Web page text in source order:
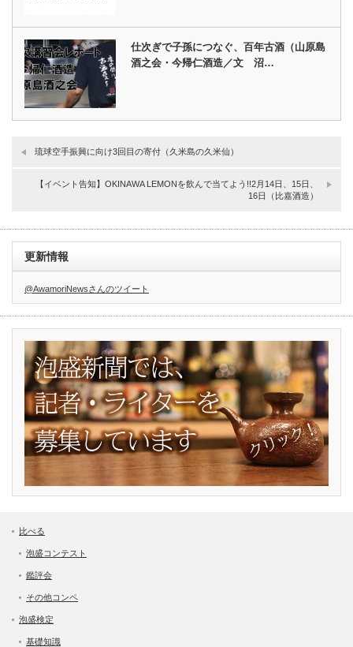
仕次ぎで子孫につなぐ、百年古酒（山原島
酒之会・今帰仁酒造／文 沼…
琉球空手振興に向け3回目の寄付（久米島の久米仙）
【イベント告知】OKINAWA LEMONを飲んで当てよう!!2月14日、15日、
16日（比嘉酒造）
更新情報
@AwamoriNewsさんのツイート
比べる
泡盛コンテスト
鑑評会
その他コンペ
泡盛検定
基礎知識